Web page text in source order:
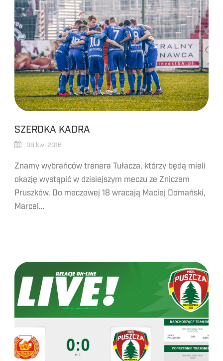
SZEROKA KADRA
08 kwi 2016
Znamy wybrańców trenera Tułacza, którzy będą mieli
okazję wystąpić w dzisiejszym meczu ze Zniczem
Pruszków. Do meczowej 18 wracają Maciej Domański,
Marcel...